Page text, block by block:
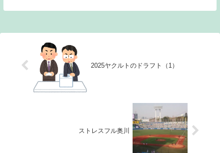
も石川に勝ち星が付いたことでいつも以上
2025ヤクルトのドラフト（1）
ストレスフル奥川